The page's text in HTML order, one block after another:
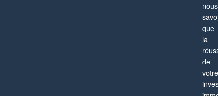
nous
que
la
de
votre